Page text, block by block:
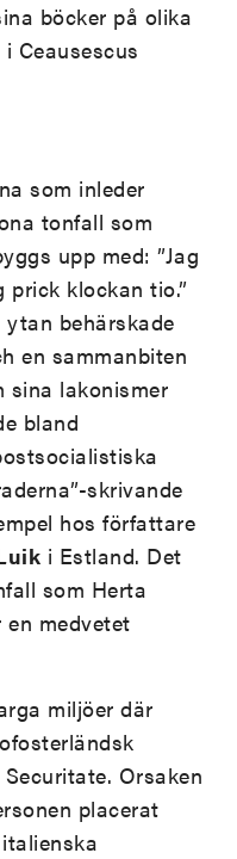
böcker på olika
Ceausescus
som inleder
tonfall som
upp med: ”Jag
prick klockan tio.”
behärskade
en sammanbiten
sina lakonismer
bland
skrivande
hos författare
i Estland. Det
som Herta
medvetet
miljöer där
Orsaken
placerat